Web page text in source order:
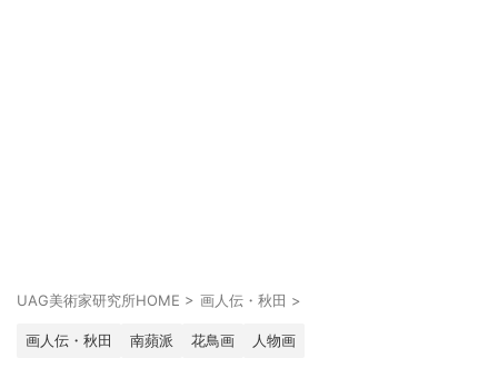
UAG美術家研究所HOME > 画人伝・秋田 >
画人伝・秋田 南蘋派 花鳥画 人物画